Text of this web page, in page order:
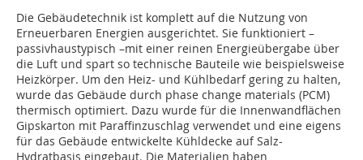
Die Gebäudetechnik ist komplett auf die Nutzung von
Erneuerbaren Energien ausgerichtet. Sie funktioniert –
passivhaustypisch –mit einer reinen Energieübergabe über
die Luft und spart so technische Bauteile wie beispielsweise
Heizkörper. Um den Heiz- und Kühlbedarf gering zu halten,
wurde das Gebäude durch phase change materials (PCM)
thermisch optimiert. Dazu wurde für die Innenwandflächen
Gipskarton mit Paraffinzuschlag verwendet und eine eigens
für das Gebäude entwickelte Kühldecke auf Salz-
Hydratbasis eingebaut. Die Materialien haben